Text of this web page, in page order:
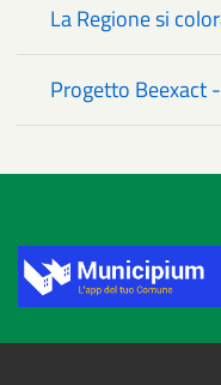
La Regione si
Progetto Beexact
Title